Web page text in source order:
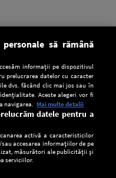
să rămână
informații pe dispozitivul
prelucrarea datelor cu caracter
dvs. făcând clic mai jos sau în
Aceste alegeri vor fi
navigarea. Mai multe detalii
datele pentru a
activă a caracteristicilor
accesarea informațiilor de pe
măsurători ale publicității și
serviciilor.